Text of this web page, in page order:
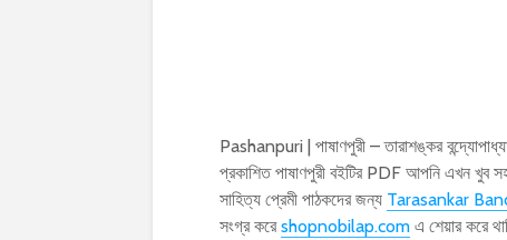
Pashanpuri | পাষাণপুরী – তারাশঙ্কর
প্রকাশিত পাষাণপুরী বইটির PDF আপনি এখন
সাহিত্য প্রেমী পাঠকদের জন্য Tarasankar
সংগ্র করেshopnobilap.com এ শেয়ার করে